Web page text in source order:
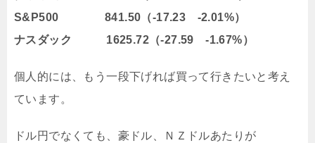
S&P500 841.50（-17.23 -2.01%）
ナスダック 1625.72（-27.59 -1.67%）
個人的には、もう一段下げれば買って行きたいと考え
ています。
ドル円でなくても、豪ドル、ＮＺドルあたりが